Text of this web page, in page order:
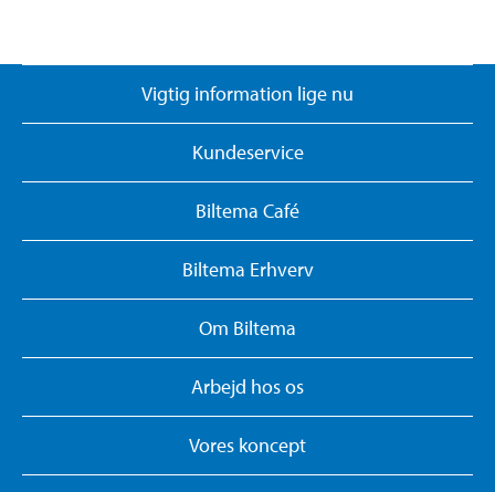
Vigtig information lige nu
Kundeservice
Biltema Café
Biltema Erhverv
Om Biltema
Arbejd hos os
Vores koncept